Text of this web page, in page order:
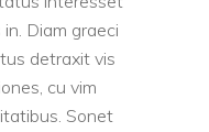
Diam graeci
detraxit vis
cu vim
Sonet